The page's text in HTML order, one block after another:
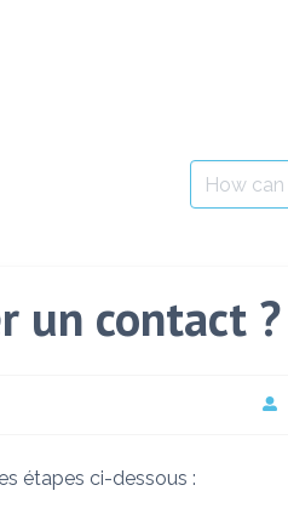
Search
for:
un contact ?
étapes ci-dessous :